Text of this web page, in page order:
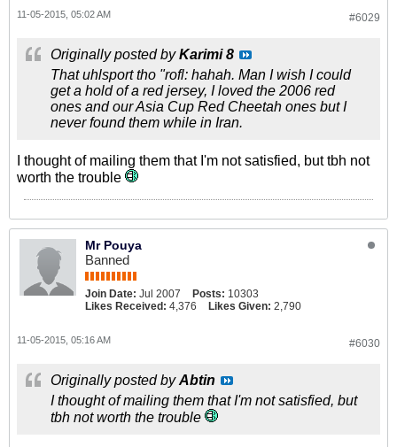
#6029
11-05-2015, 05:02 AM
Originally posted byKarimi 8
That uhlsport tho "rofl: hahah. Man I wish I could
get a hold of a red jersey, I loved the 2006 red
ones and our Asia Cup Red Cheetah ones but I
never found them while in Iran.
I thought of mailing them that I'm not satisfied, but tbh not
worth the trouble
Mr Pouya
Banned
Join Date: Jul 2007 Posts: 10303
Likes Received: 4,376 Likes Given: 2,790
#6030
11-05-2015, 05:16 AM
Originally posted byAbtin
I thought of mailing them that I'm not satisfied, but
tbh not worth the trouble